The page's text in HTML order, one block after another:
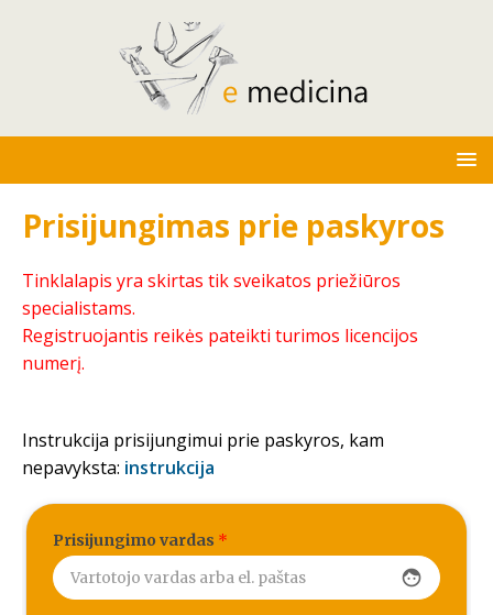
Prisijungimas prie paskyros
Tinklalapis yra skirtas tik sveikatos priežiūros
specialistams.
Registruojantis reikės pateikti turimos licencijos
numerį.
Instrukcija prisijungimui prie paskyros, kam
nepavyksta: instrukcija
Prisijungimo vardas *
face